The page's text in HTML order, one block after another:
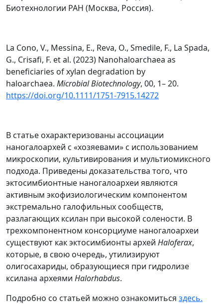
Биотехнологии РАН (Москва, Россия).
La Cono, V., Messina, E., Reva, O., Smedile, F., La Spada,
G., Crisafi, F. et al. (2023) Nanohaloarchaea as
beneficiaries of xylan degradation by
haloarchaea. Microbial Biotechnology, 00, 1– 20.
https://doi.org/10.1111/1751-7915.14272
В статье охарактеризованы ассоциации
наногалоархей с «хозяевами» с использованием
микроскопии, культивирования и мультиомиксного
подхода. Приведены доказательства того, что
эктосимбионтные наногалоархеи являются
активным экофизиологическим компонентом
экстремально галофильных сообществ,
разлагающих ксилан при высокой солености. В
трехкомпонентном консорциуме наногалоархеи
существуют как эктосимбионты архей Haloferax,
которые, в свою очередь, утилизируют
олигосахариды, образующиеся при гидролизе
ксилана археями Halorhabdus.
Подробно со статьей можно ознакомиться здесь.